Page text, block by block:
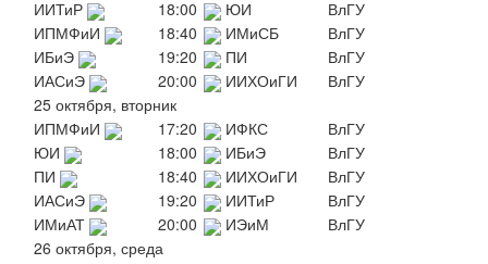
ИИТиР
18:00 ЮИ
ВлГУ
ИПМФиИ
18:40 ИМиСБ
ВлГУ
ИБиЭ
19:20 ПИ
ВлГУ
ИАСиЭ
20:00 ИИХОиГИ
ВлГУ
25 октября, вторник
ИПМФиИ
17:20 ИФКС
ВлГУ
ЮИ
18:00 ИБиЭ
ВлГУ
ПИ
18:40 ИИХОиГИ
ВлГУ
ИАСиЭ
19:20 ИИТиР
ВлГУ
ИМиАТ
20:00 ИЭиМ
ВлГУ
26 октября, среда